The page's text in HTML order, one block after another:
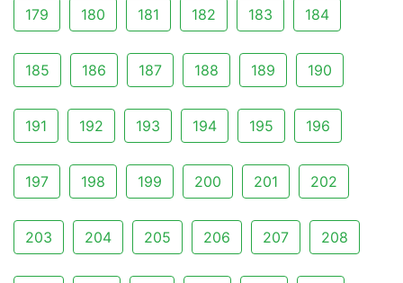
179 180 181 182 183 184
185 186 187 188 189 190
191 192 193 194 195 196
197 198 199 200 201 202
203 204 205 206 207 208